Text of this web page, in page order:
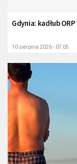
Gdynia: kadłub
10 sierpnia 2026 - 07:05